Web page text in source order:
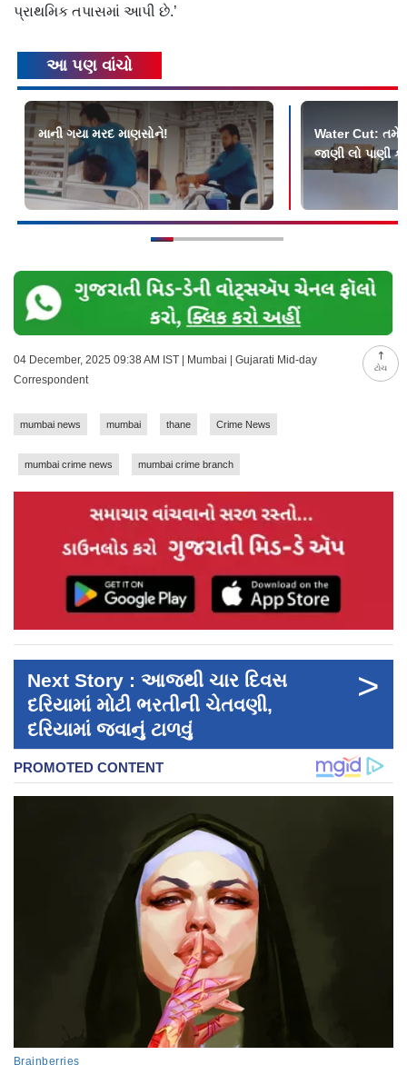
ટોચ
પ્રાથમિક તપાસમાં આપી છે.’
આ પણ વાંચો
માની ગયા મરદ માણસોને!
Water Cut: તમે
જાણી લો પાણી
04 December, 2025 09:38 AM IST | Mumbai | Gujarati Mid-day
Correspondent
mumbai news mumbai thane Crime News
mumbai crime news mumbai crime branch
Next Story : આજથી ચાર દિવસ
દરિયામાં મોટી ભરતીની ચેતવણી,
દરિયામાં જવાનું ટાળવું
>